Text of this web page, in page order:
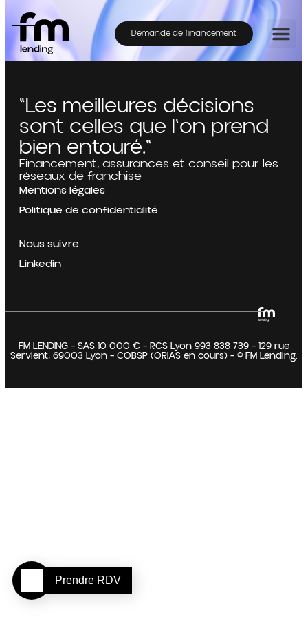
Demande de financement
"Les meilleures décisions
sont celles que l'on prend
bien entouré."
Financement, assurances et conseil pour les
réseaux de franchise
Mentions légales
Politique de confidentialité
Nous suivre
Linkedin
FM LENDING – SAS 10 000 € – RCS Lyon 993 838 739 – 129 rue
Servient, 69003 Lyon – COBSP (ORIAS en cours) – © FM Lending.
Prendre RDV